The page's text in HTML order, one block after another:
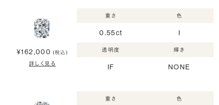
¥162,000 (税込)
詳しく見る
重さ
0.55ct
色
I
透明度
IF
輝き
NONE
重さ 色